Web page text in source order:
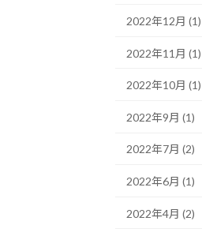
2022年12月 (1)
2022年11月 (1)
2022年10月 (1)
2022年9月 (1)
2022年7月 (2)
2022年6月 (1)
2022年4月 (2)